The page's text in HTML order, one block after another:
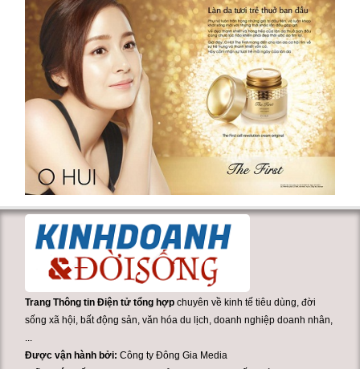
Trang Thông tin Điện tử tổng hợp chuyên về kinh tế tiêu dùng, đời
sống xã hội, bất động sản, văn hóa du lịch, doanh nghiệp doanh nhân,
...
Được vận hành bởi:Công ty Đông Gia Media